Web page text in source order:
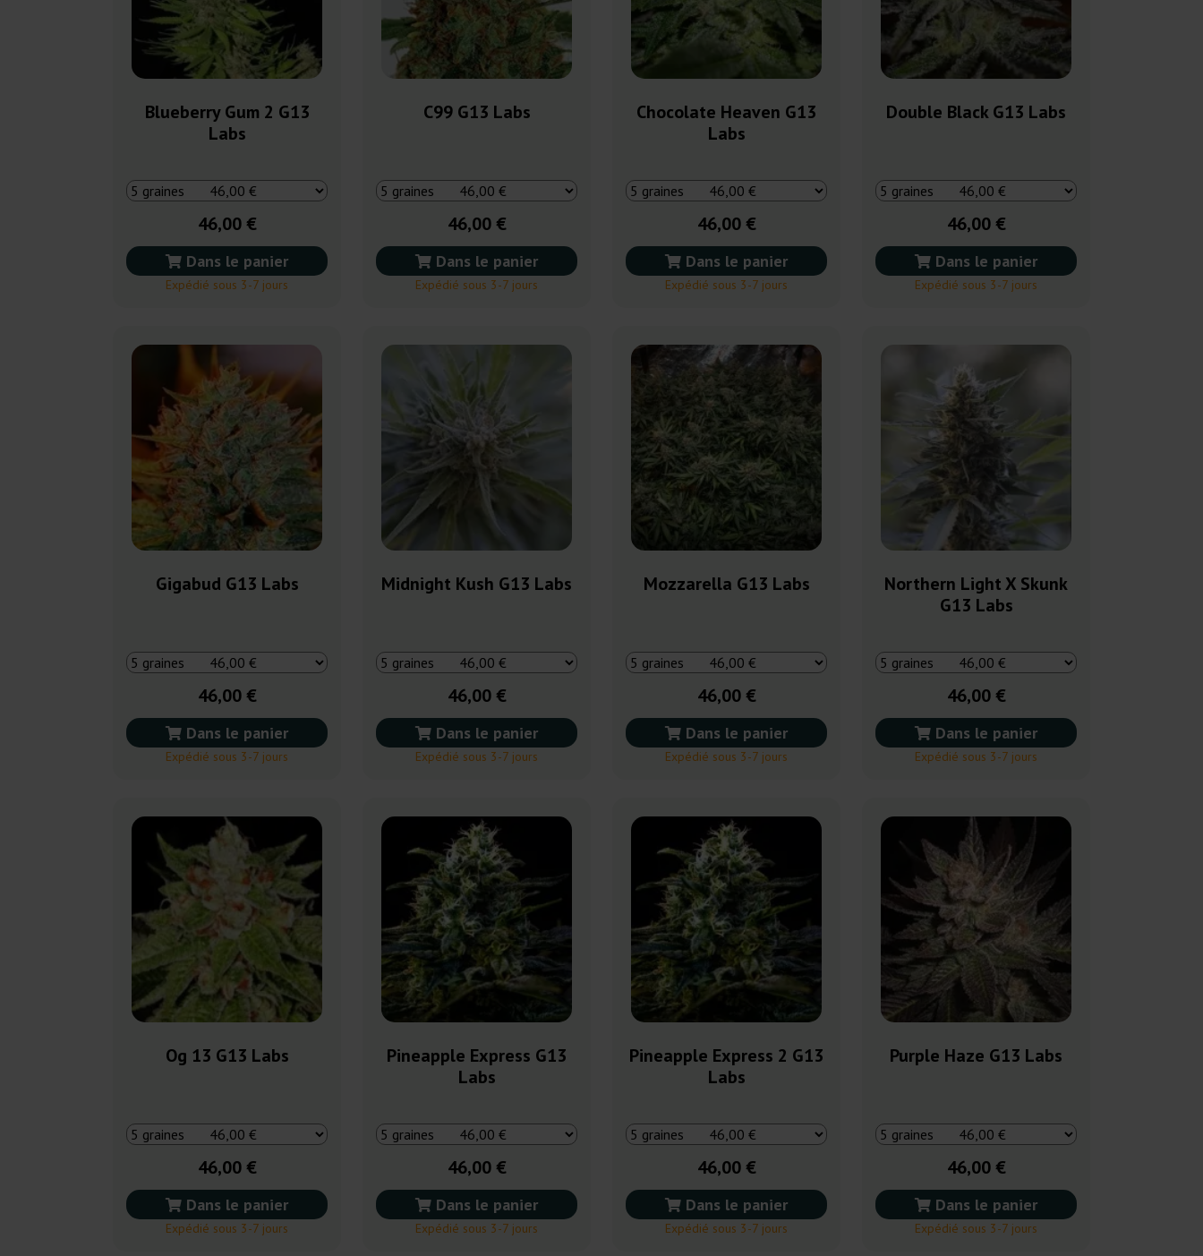
Blueberry Gum 2 G13
Labs
46,00 €
Dans le panier
Expédié sous 3-7 jours
C99 G13 Labs
46,00 €
Dans le panier
Expédié sous 3-7 jours
Chocolate Heaven G13
Labs
46,00 €
Dans le panier
Expédié sous 3-7 jours
Double Black G13 Labs
46,00 €
Dans le panier
Expédié sous 3-7 jours
Gigabud G13 Labs
46,00 €
Dans le panier
Expédié sous 3-7 jours
Midnight Kush G13 Labs
46,00 €
Dans le panier
Expédié sous 3-7 jours
Mozzarella G13 Labs
46,00 €
Dans le panier
Expédié sous 3-7 jours
Northern Light X Skunk
G13 Labs
46,00 €
Dans le panier
Expédié sous 3-7 jours
Og 13 G13 Labs
46,00 €
Dans le panier
Expédié sous 3-7 jours
Pineapple Express G13
Labs
46,00 €
Dans le panier
Expédié sous 3-7 jours
Pineapple Express 2 G13
Labs
46,00 €
Dans le panier
Expédié sous 3-7 jours
Purple Haze G13 Labs
46,00 €
Dans le panier
Expédié sous 3-7 jours